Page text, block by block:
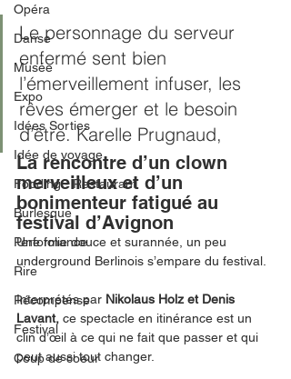
Opéra
Danse
Musée
Expo
Idées Sorties
Idée de voyage
Fooding - Restaurant
Burlesque
Performance
Rire
Récompense
Festival
Coup de coeur
Le personnage du serveur
enfermé sent bien
l’émerveillement infuser, les
rêves émerger et le besoin
d’être. Karelle Prugnaud,
La rencontre d’un clown
merveilleux et d’un
bonimenteur fatigué au
festival d’Avignon
Une folie douce et surannée, un peu
underground Berlinois s’empare du festival.
Interprétés par Nikolaus Holz et Denis
Lavant, ce spectacle en itinérance est un
clin d’œil à ce qui ne fait que passer et qui
peut aussi tout changer.